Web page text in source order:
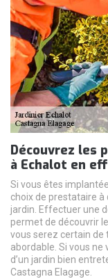
Découvrez les
à Echalot en
Si vous êtes
choix de prestataire à
jardin. Effectuer une
permet de découvrir
vous serez certain de
abordable. Si vous
d’un jardin bien
Castagna Elagage.